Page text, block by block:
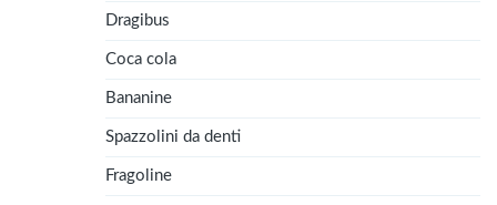
Dragibus
Coca cola
Bananine
Spazzolini da denti
Fragoline